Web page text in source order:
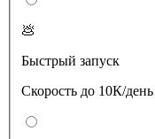
💩
Быстрый запуск
Скорость до 10К/день